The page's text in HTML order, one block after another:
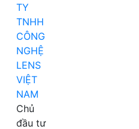
TY
TNHH
CÔNG
NGHỆ
LENS
VIỆT
NAM
Chủ
đầu tư